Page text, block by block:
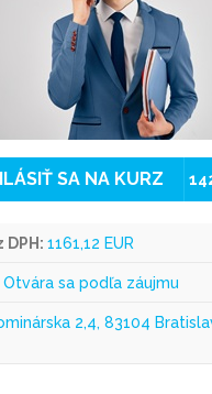
SA NA KURZ
DPH: 1161,12 EUR
Otvára sa podľa záujmu
2,4, 83104